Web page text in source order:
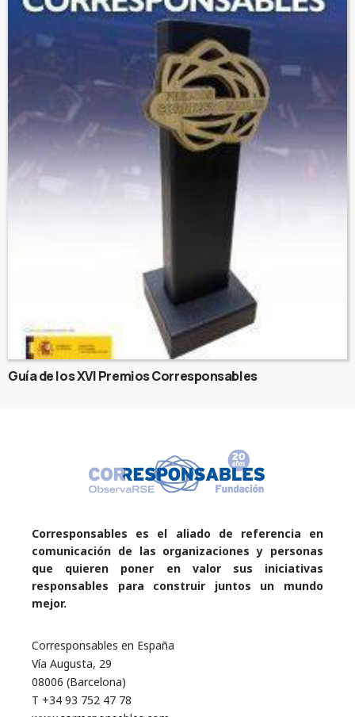
Guía de los XVI Premios Corresponsables
Corresponsables es el aliado de referencia en
comunicación de las organizaciones y personas
que quieren poner en valor sus iniciativas
responsables para construir juntos un mundo
mejor.
Corresponsables en España
Vía Augusta, 29
08006 (Barcelona)
T +34 93 752 47 78